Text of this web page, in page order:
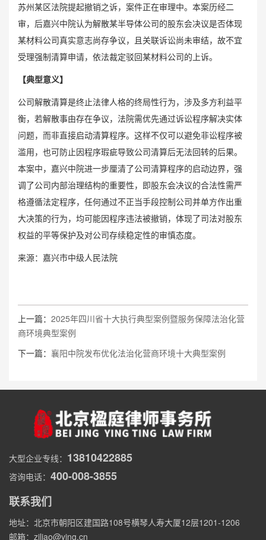
苏州某区法院提起撤销之诉，案件正在审理中。本案历经二
审，后嘉兴中院认为解散某半导体公司的股东会决议是否体现
某材料公司真实意志尚存争议，且关联诉讼尚未审结，故不宜
受理强制清算申请，依法裁定驳回某材料公司的上诉。
【典型意义】
公司解散清算是终止法律人格的终局性行为，涉及多方利益平
衡，若解散事由存在争议，法院需优先通过诉讼程序解决实体
问题，而非直接启动清算程序。这样不仅可以避免非讼程序被
滥用，也可防止因程序瑕疵导致公司清算后无法回转的后果。
本案中，嘉兴中院进一步厘清了公司清算程序的启动边界，强
调了公司内部治理结构的重要性，即股东会决议的合法性需严
格遵循法定程序，任何通过不正当手段控制公司并单方作出重
大决策的行为，均可能因程序违法被撤销，体现了司法对股东
权益的平等保护及对公司存续稳定性的审慎态度。
来源：嘉兴市中级人民法院
上一篇： 2025年四川省十大执行典型案例暨服务保障法治化营
商环境典型案例
下一篇： 襄阳中院发布优化法治化营商环境十大典型案例
大型企业专线： 13810422885
咨询电话： 400-008-3855
联系我们
地址：北京市朝阳区建国路108号横琴人寿大厦12层1201-1206
邮箱：ziliao@ying.cn